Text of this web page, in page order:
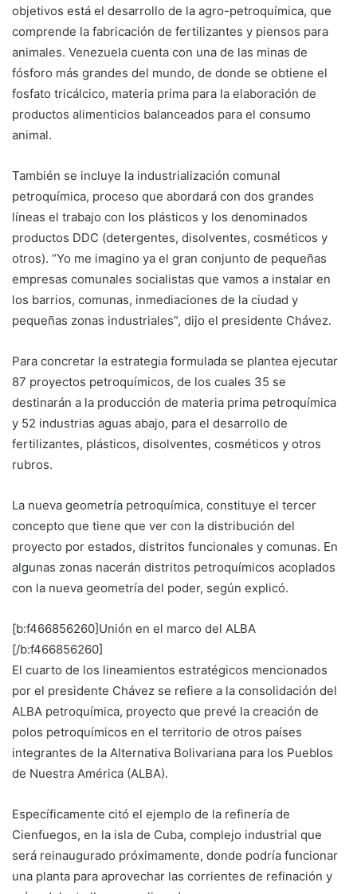
objetivos está el desarrollo de la agro-petroquímica, que
comprende la fabricación de fertilizantes y piensos para
animales. Venezuela cuenta con una de las minas de
fósforo más grandes del mundo, de donde se obtiene el
fosfato tricálcico, materia prima para la elaboración de
productos alimenticios balanceados para el consumo
animal.
También se incluye la industrialización comunal
petroquímica, proceso que abordará con dos grandes
líneas el trabajo con los plásticos y los denominados
productos DDC (detergentes, disolventes, cosméticos y
otros). “Yo me imagino ya el gran conjunto de pequeñas
empresas comunales socialistas que vamos a instalar en
los barrios, comunas, inmediaciones de la ciudad y
pequeñas zonas industriales”, dijo el presidente Chávez.
Para concretar la estrategia formulada se plantea ejecutar
87 proyectos petroquímicos, de los cuales 35 se
destinarán a la producción de materia prima petroquímica
y 52 industrias aguas abajo, para el desarrollo de
fertilizantes, plásticos, disolventes, cosméticos y otros
rubros.
La nueva geometría petroquímica, constituye el tercer
concepto que tiene que ver con la distribución del
proyecto por estados, distritos funcionales y comunas. En
algunas zonas nacerán distritos petroquímicos acoplados
con la nueva geometría del poder, según explicó.
[b:f466856260]Unión en el marco del ALBA
[/b:f466856260]
El cuarto de los lineamientos estratégicos mencionados
por el presidente Chávez se refiere a la consolidación del
ALBA petroquímica, proyecto que prevé la creación de
polos petroquímicos en el territorio de otros países
integrantes de la Alternativa Bolivariana para los Pueblos
de Nuestra América (ALBA).
Específicamente citó el ejemplo de la refinería de
Cienfuegos, en la isla de Cuba, complejo industrial que
será reinaugurado próximamente, donde podría funcionar
una planta para aprovechar las corrientes de refinación y